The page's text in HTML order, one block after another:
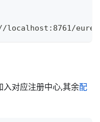
localhost : 8761/
入对应注册中心,其余配